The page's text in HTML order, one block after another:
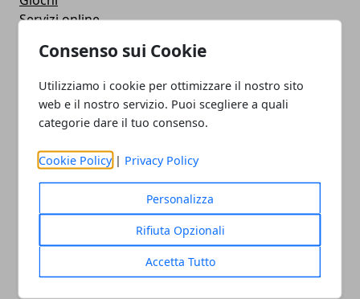
Consenso sui Cookie
Utilizziamo i cookie per ottimizzare il nostro sito
web e il nostro servizio. Puoi scegliere a quali
categorie dare il tuo consenso.
Cookie Policy | Privacy Policy
Personalizza
Rifiuta Opzionali
Accetta Tutto
Servizi online
How To - Come Fare
Smartphone
iPhone
Videogames
Streaming
Musica
FaceBook